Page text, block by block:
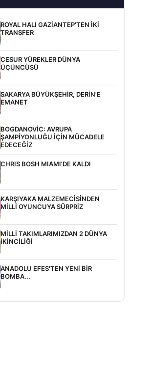
ROYAL HALI GAZİANTEP'TEN İKİ
TRANSFER
CESUR YÜREKLER DÜNYA
ÜÇÜNCÜSÜ
SAKARYA BÜYÜKŞEHİR, DERİN'E
EMANET
BOGDANOVİC: AVRUPA
ŞAMPİYONLUĞU İÇİN MÜCADELE
EDECEĞİZ
CHRIS BOSH MIAMI'DE KALDI
KARŞIYAKA MALZEMECİSİNDEN
MİLLİ OYUNCUYA SÜRPRİZ
MİLLİ TAKIMLARIMIZDAN 2 DÜNYA
İKİNCİLİĞİ
ANADOLU EFES'TEN YENİ BİR
BOMBA...